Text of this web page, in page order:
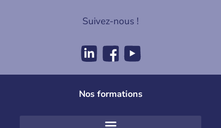
Suivez-nous !
Nos formations